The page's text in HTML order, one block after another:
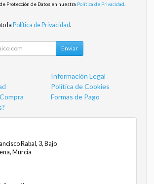
Protección de Datos en nuestra Política de Privacidad
laPolítica de Privacidad.
Enviar
Información Legal
Política de Cookies
Formas de Pago
Rabal, 3, Bajo
, Murcia